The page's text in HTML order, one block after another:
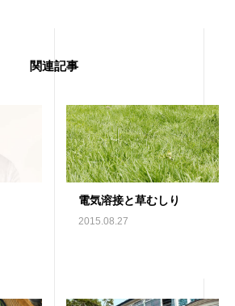
関連記事
電気溶接と草むしり
2015.08.27